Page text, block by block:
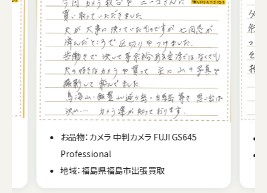
お品物：カメラ Canon EOS-1N RS
地域：千葉県千葉市 出張買取